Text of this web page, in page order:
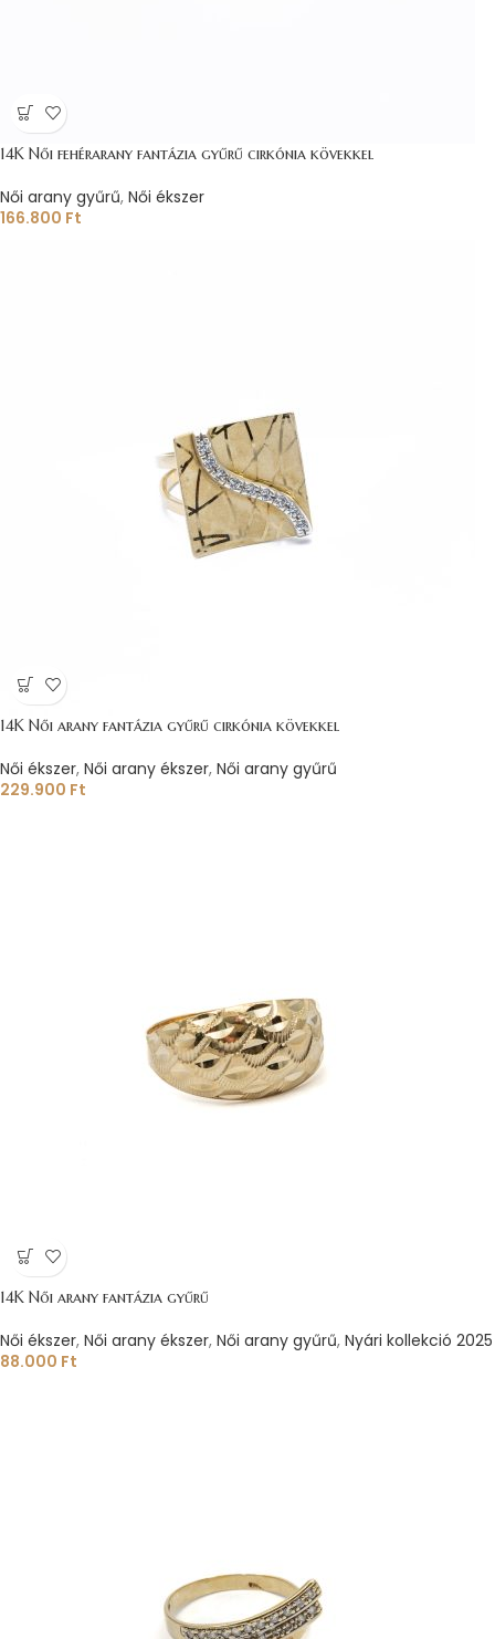
14K Női fehérarany fantázia gyűrű cirkónia kövekkel
Női arany gyűrű, Női ékszer
166.800 Ft
14K Női arany fantázia gyűrű cirkónia kövekkel
Női ékszer, Női arany ékszer, Női arany gyűrű
229.900 Ft
14K Női arany fantázia gyűrű
Női ékszer, Női arany ékszer, Női arany gyűrű, Nyári kollekció 2025
88.000 Ft